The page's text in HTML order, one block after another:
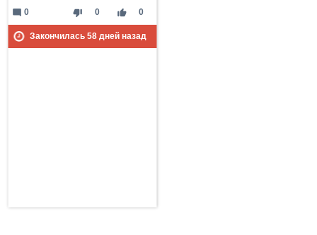
thumb_down 0 thumb_up 0
mode_comment 0
Закончилась 58дней назад